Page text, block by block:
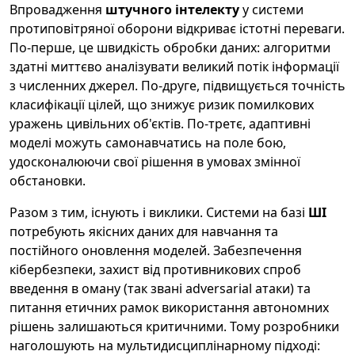
Впровадження штучного інтелектуу системи
протиповітряної оборони відкриває істотні переваги.
По-перше, це швидкість обробки даних: алгоритми
здатні миттєво аналізувати великий потік інформації
з численних джерел. По-друге, підвищується точність
класифікації цілей, що знижує ризик помилкових
уражень цивільних об'єктів. По-третє, адаптивні
моделі можуть самонавчатись на поле бою,
удосконалюючи свої рішення в умовах змінної
обстановки.
Разом з тим, існують і виклики. Системи на базі ШІ
потребують якісних даних для навчання та
постійного оновлення моделей. Забезпечення
кібербезпеки, захист від противникових спроб
введення в оману (так звані adversarial атаки) та
питання етичних рамок використання автономних
рішень залишаються критичними. Тому розробники
наголошують на мультидисциплінарному підході: